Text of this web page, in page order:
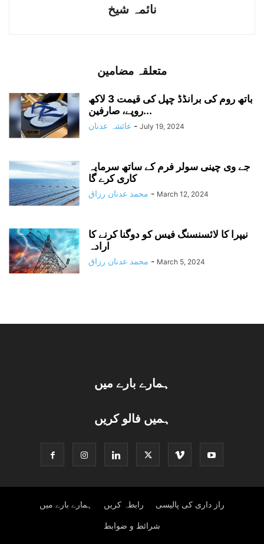
نائمہ شیخ
متعلقہ مضامین
باتھ روم کی برانڈڈ چپل کی قیمت 3 لاکھ
روپے، صارفین...
عائشہ عدنان - July 19, 2024
جے وی چینی سولر فرم کے ساتھ سرمایہ
کاری کرے گا
محمد عدنان رزاق - March 12, 2024
نیپرا کا لائسنسنگ فیس کو دوگنا کرنے کا
ارادہ
محمد عدنان رزاق - March 5, 2024
ہمارے بارے میں
ہمیں فالو کریں
ہمارے بارے میں رابطہ کریں راز داری کی پالیسی
شرائط و ضوابط